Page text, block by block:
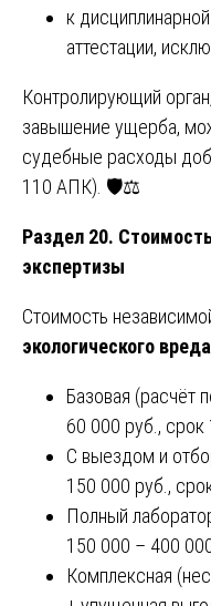
к
аттестации,
Контролирующий
завышение ущерба,
судебные расходы
110 АПК). 🛡️⚖️
Раздел 20.
экспертизы
Стоимость
экологического вреда
Базовая (расчёт
60 000 руб., срок
С выездом и
150 000 руб.,
Полный
150 000 – 400
Комплексная